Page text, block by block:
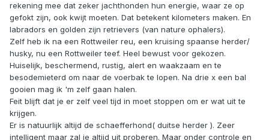
rekening mee dat zeker jachthonden hun energie, waar ze op
gefokt zijn, ook kwijt moeten. Dat betekent kilometers maken. En
labradors en golden zijn retrievers (van nature ophalers).
Zelf heb ik na een Rottweiler reu, een kruising spaanse herder/
husky, nu een Rottweiler teef. Heel bewust voor gekozen.
Huiselijk, beschermend, rustig, alert en waakzaam en te
besodemieterd om naar de voerbak te lopen. Na drie x een bal
gooien mag ik 'm zelf gaan halen.
Feit blijft dat je er zelf veel tijd in moet stoppen om er wat uit te
krijgen.
Er is natuurlijk altijd de schaefferhond( duitse herder ). Zeer
intelligent maar zal je altijd uit proberen. Maar onder controle en